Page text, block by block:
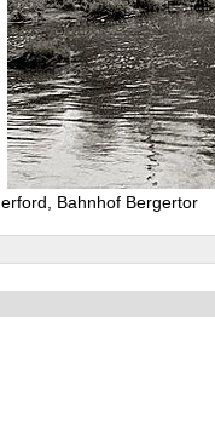
Bahnhof Bergertor